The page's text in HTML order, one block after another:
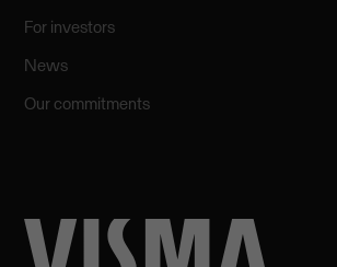
For investors
News
Our commitments